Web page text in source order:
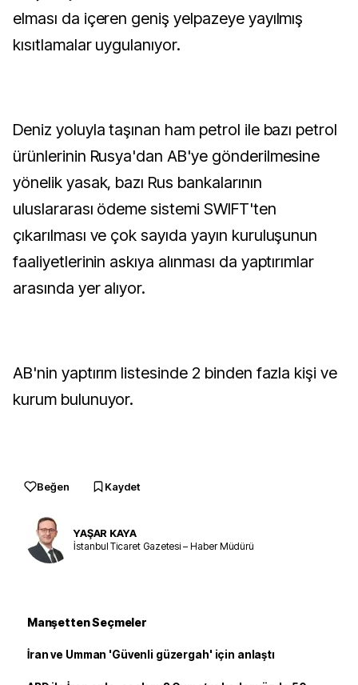
elması da içeren geniş yelpazeye yayılmış
kısıtlamalar uygulanıyor.
Deniz yoluyla taşınan ham petrol ile bazı petrol
ürünlerinin Rusya'dan AB'ye gönderilmesine
yönelik yasak, bazı Rus bankalarının
uluslararası ödeme sistemi SWIFT'ten
çıkarılması ve çok sayıda yayın kuruluşunun
faaliyetlerinin askıya alınması da yaptırımlar
arasında yer alıyor.
AB'nin yaptırım listesinde 2 binden fazla kişi ve
kurum bulunuyor.
Beğen Kaydet
YAŞAR KAYA
İstanbul Ticaret Gazetesi – Haber Müdürü
Manşetten Seçmeler
İran ve Umman 'Güvenli güzergah' için anlaştı